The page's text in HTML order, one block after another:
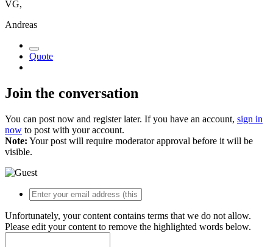
VG,
Andreas
Quote
Join the conversation
You can post now and register later. If you have an account, sign in
now to post with your account.
Note: Your post will require moderator approval before it will be
visible.
Unfortunately, your content contains terms that we do not allow.
Please edit your content to remove the highlighted words below.